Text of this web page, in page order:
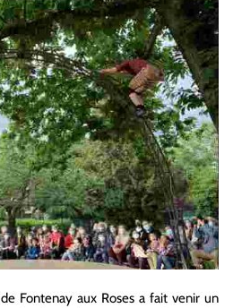
Fontenay aux Roses a fait venir un